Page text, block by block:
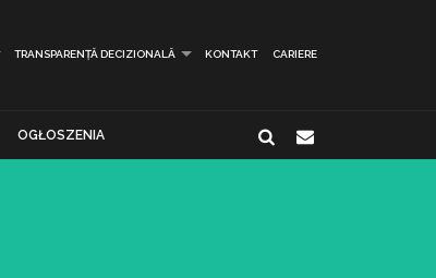
TRANSPARENȚĂ DECIZIONALĂ KONTAKT CARIERE
OGŁOSZENIA